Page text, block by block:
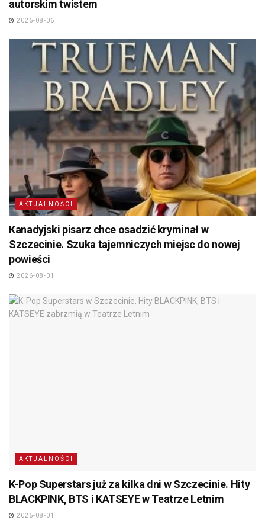
autorskim twistem
2026-08-06
AKTUALNOŚCI
Kanadyjski pisarz chce osadzić kryminał w
Szczecinie. Szuka tajemniczych miejsc do nowej
powieści
2026-08-01
AKTUALNOŚCI
K-Pop Superstars już za kilka dni w Szczecinie. Hity
BLACKPINK, BTS i KATSEYE w Teatrze Letnim
2026-08-01